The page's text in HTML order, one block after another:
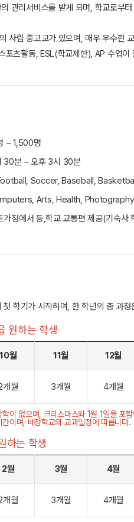
관리서비스를 받게 되며, 학교로부
사립 중고교가 있으며, 매우 우수한
포츠활동, ESL(학교제한), AP 수업
~ 1,500명
30분 ~ 오후 3시 30분
Soccer, Baseball,
Arts, Health,
가정에서 등,학교 교통편 제공(기숙사
학기가 시작하며, 한 학년의 총 과
원하는 학생
10월 11월 12월
개월 3개월 4개월
이 없으며, 크리스마스와 1월 1일을 포
이며, 배정학교의 교과일정에 따릅니다.
하는 학생
2월 3월 4월
개월 3개월 4개월